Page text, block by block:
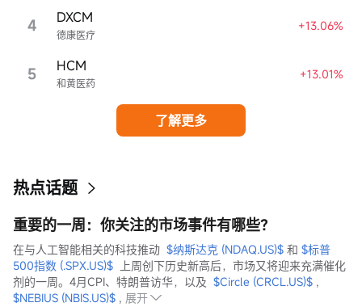
4 德康医疗
DXCM +13.06%
5 和黄医药
HCM +13.01%
了解更多
热点话题
重要的一周：你关注的市场事件有哪些？
在与人工智能相关的科技推动 $纳斯达克 (NDAQ.US)$ 和 $标普
500指数 (.SPX.US)$
  上周创下历史新高后，市场又将迎来充满催化
剂的一周。4月CPI、特朗普访华，以及 $Circle (CRCL.US)$
$NEBIUS (NBIS.US)$ , 展开